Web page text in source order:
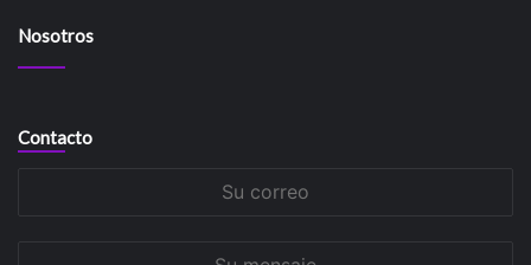
Nosotros
Contacto